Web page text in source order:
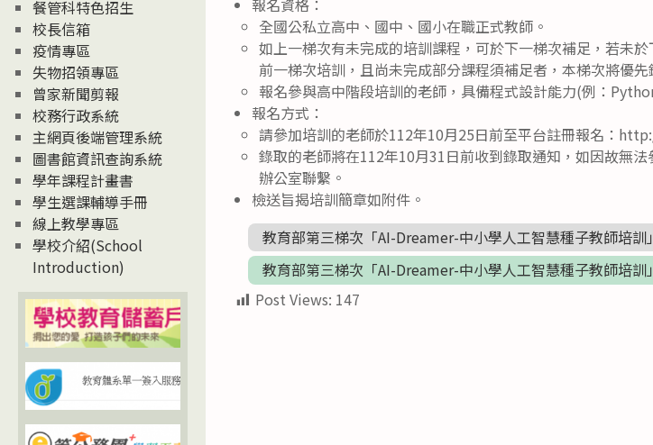
報名資格：
全國公私立高中、國中、國小在職正式教師。
如上一梯次有未完成的培訓課程，可於下一梯次補足，若未
前一梯次培訓，且尚未完成部分課程須補足者，本梯次將優先
報名參與高中階段培訓的老師，具備程式設計能力(例：
報名方式：
請參加培訓的老師於112年10月25日前至平台註冊報名：
錄取的老師將在112年10月31日前收到錄取通知，如因故無
辦公室聯繫。
檢送旨揭培訓簡章如附件。
教育部第三梯次「AI-Dreamer-中小學人工智慧種子教師培訓
教育部第三梯次「AI-Dreamer-中小學人工智慧種子教師培訓
Post Views: 147
餐管科特色招生
校長信箱
疫情專區
失物招領專區
曾家新聞剪報
校務行政系統
主網頁後端管理系統
圖書館資訊查詢系統
學年課程計畫書
學生選課輔導手冊
線上教學專區
學校介紹(School
Introduction)